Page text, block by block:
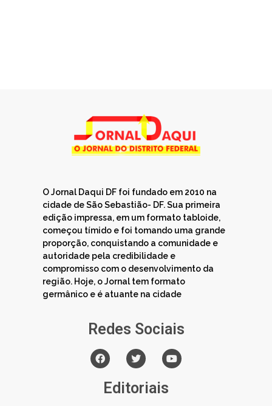
O Jornal Daqui DF foi fundado em 2010 na
cidade de São Sebastião- DF. Sua primeira
edição impressa, em um formato tabloide,
começou tímido e foi tomando uma grande
proporção, conquistando a comunidade e
autoridade pela credibilidade e
compromisso com o desenvolvimento da
região. Hoje, o Jornal tem formato
germânico e é atuante na cidade
Redes Sociais
Editoriais